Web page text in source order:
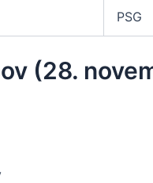
PSG
(28.